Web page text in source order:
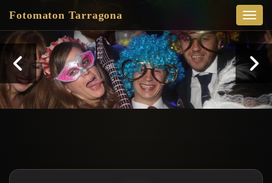
Fotomaton Tarragona